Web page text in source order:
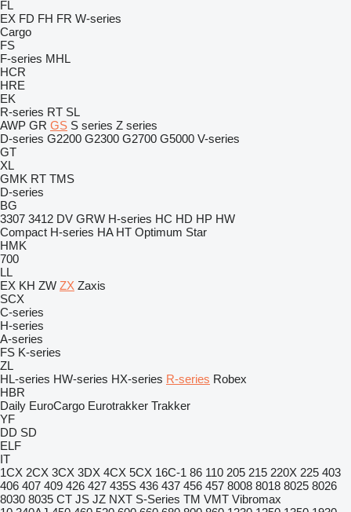
FL
EX FD FH FR W-series
Cargo
FS
F-series MHL
HCR
HRE
EK
R-series RT SL
AWP GR GS S series Z series
D-series G2200 G2300 G2700 G5000 V-series
GT
XL
GMK RT TMS
D-series
BG
3307 3412 DV GRW H-series HC HD HP HW
Compact H-series HA HT Optimum Star
HMK
700
LL
EX KH ZW ZX Zaxis
SCX
C-series
H-series
A-series
FS K-series
ZL
HL-series HW-series HX-series R-series Robex
HBR
Daily EuroCargo Eurotrakker Trakker
YF
DD SD
ELF
IT
1CX 2CX 3CX 3DX 4CX 5CX 16C-1 86 110 205 215 220X 225 403
406 407 409 426 427 435S 436 437 456 457 8008 8018 8025 8026
8030 8035 CT JS JZ NXT S-Series TM VMT Vibromax